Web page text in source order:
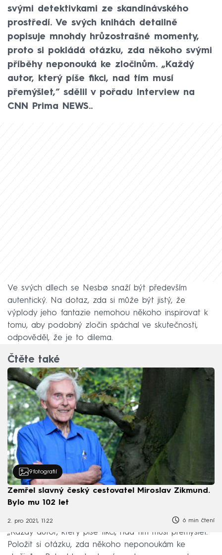
svými detektivkami ze skandinávského
prostředí. Ve svých knihách detailně
popisuje mnohdy hrůzostrašné momenty,
proto si pokládá otázku, zda někoho svými
příběhy neponouká ke zločinům. „Každý
autor, který píše fikci, nad tím musí
přemýšlet,“ sdělil v pořadu Interview na
CNN Prima NEWS..
Ve svých dílech se Nesbø snaží být především
autentický. Na dotaz, zda si může být jistý, že
výplody jeho fantazie nemohou někoho inspirovat k
tomu, aby podobný zločin spáchal ve skutečnosti,
odpověděl, že je to dilema.
Čtěte také
9 fotografií
Zemřel slavný český cestovatel Miroslav Zikmund.
Bylo mu 102 let
2. pro 2021, 11:22 6 min čtení
„Každý autor, který píše fikci, nad tím musí přemýšlet.
Položit si otázku, zda někoho neponoukám ke